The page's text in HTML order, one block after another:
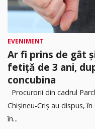
EVENIMENT
Ar fi prins de gât
fetiță de 3 ani,
concubina
Procurorii din cadrul
Chișineu-Criș au dispus,
în...